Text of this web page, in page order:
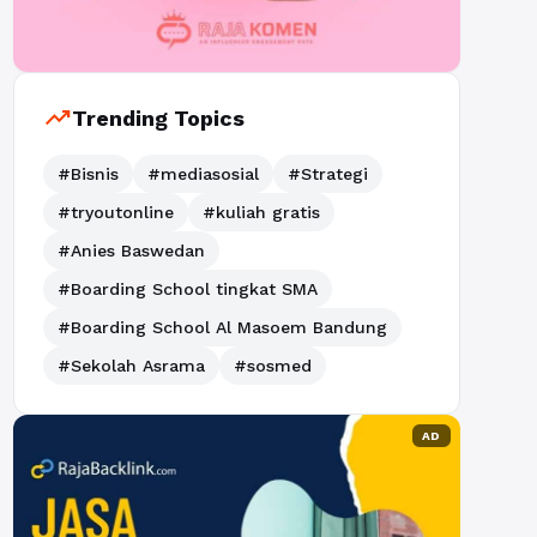
trending_upTrending Topics
#Bisnis #mediasosial
#Strategi
#tryoutonline
#kuliah gratis
#Anies Baswedan
#Boarding School tingkat SMA
#Boarding School Al Masoem Bandung
#Sekolah Asrama
#sosmed
AD